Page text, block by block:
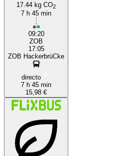
17.44 kg CO2
7 h 45 min
09:20
ZOB
17:05
ZOB HackerbrüCke
directo
7 h 45 min
15,98 €